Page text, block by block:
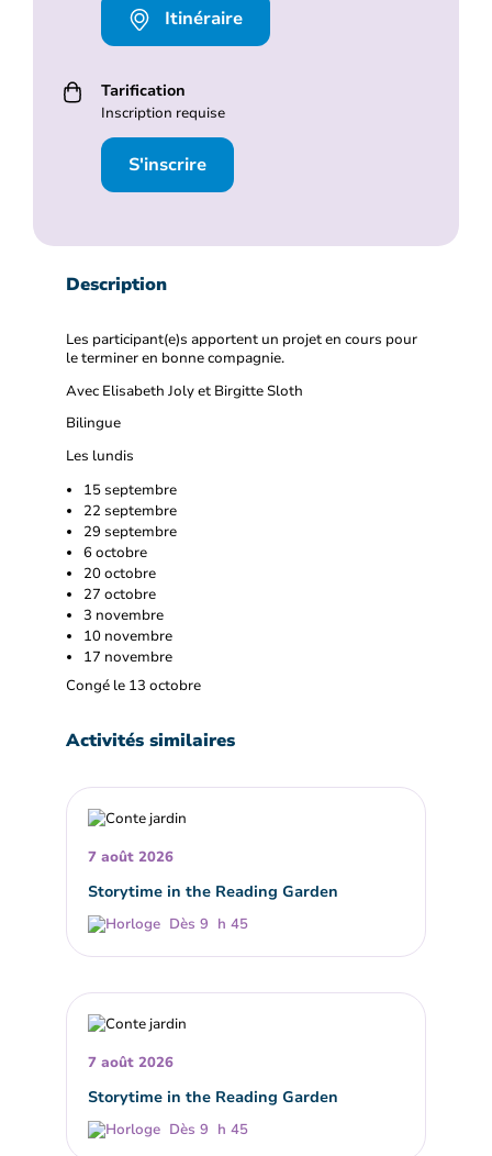
Itinéraire
Tarification
Inscription requise
S'inscrire
Description
Les participant(e)s apportent un projet en cours pour
le terminer en bonne compagnie.
Avec Elisabeth Joly et Birgitte Sloth
Bilingue
Les lundis
15 septembre
22 septembre
29 septembre
6 octobre
20 octobre
27 octobre
3 novembre
10 novembre
17 novembre
Congé le 13 octobre
Activités similaires
7 août 2026
Storytime in the Reading Garden
Dès 9 h 45
7 août 2026
Storytime in the Reading Garden
Dès 9 h 45